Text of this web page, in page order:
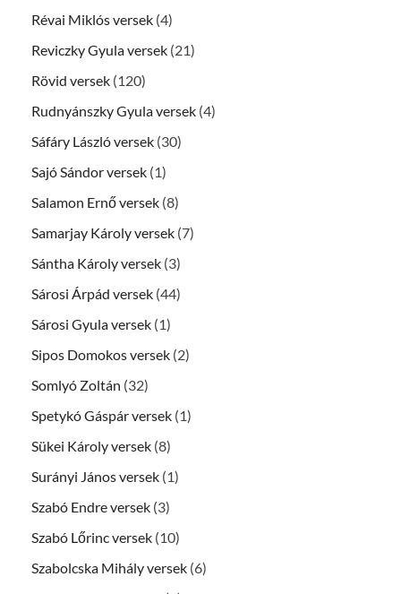
Révai Miklós versek (4)
Reviczky Gyula versek (21)
Rövid versek (120)
Rudnyánszky Gyula versek (4)
Sáfáry László versek (30)
Sajó Sándor versek (1)
Salamon Ernő versek (8)
Samarjay Károly versek (7)
Sántha Károly versek (3)
Sárosi Árpád versek (44)
Sárosi Gyula versek (1)
Sipos Domokos versek (2)
Somlyó Zoltán (32)
Spetykó Gáspár versek (1)
Sükei Károly versek (8)
Surányi János versek (1)
Szabó Endre versek (3)
Szabó Lőrinc versek (10)
Szabolcska Mihály versek (6)